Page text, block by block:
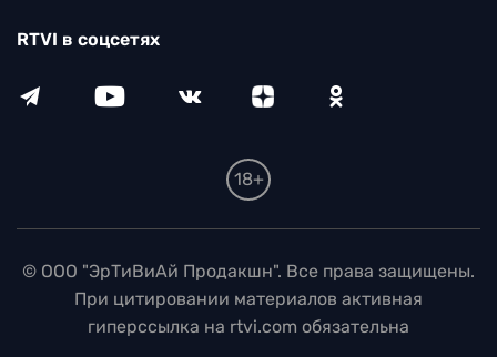
RTVI в соцсетях
18+
© ООО "ЭрТиВиАй Продакшн". Все права защищены.
При цитировании материалов активная
гиперссылка на rtvi.com обязательна